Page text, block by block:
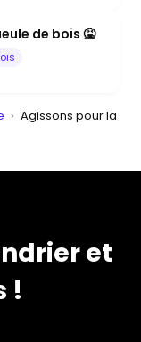
de bois 🤮
› Agissons pour la
et
!